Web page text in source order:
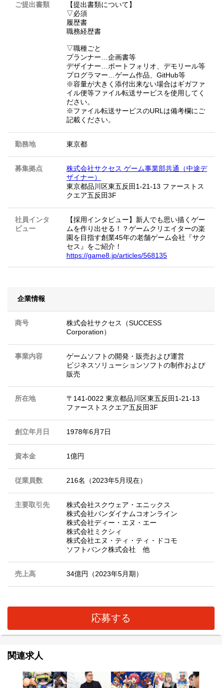
ご提出書類
【提出書類について】
▽必須
履歴書
職務経歴書
▽職種ごと
プランナー…企画書等
デザイナー…ポートフォリオ、デモリール等
プログラマー…ゲーム作品、GitHub等
※容量が大きく添付出来ない場合はギガファ
イル便等ファイル転送サービスを使用してく
ださい。
※ファイル転送サービスのURLは備考欄にご
記載ください。
勤務地 東京都
募集拠点
株式会社サクセス ゲーム事業部共通（中途デ
ザイナー）
東京都品川区東五反田1-21-13 ファーストス
クエア五反田3F
社員インタ
ビュー
【採用インタビュー】新人でも思い描くゲー
ムを作り出せる！？ゲームクリエイターの楽
園を目指す創業45年の老舗ゲーム会社『サク
セス』をご紹介！
https://game8.jp/articles/568135
企業情報
商号
株式会社サクセス（SUCCESS
Corporation）
事業内容
ゲームソフトの開発・販売および運営
ビジネスソリューションソフトの制作および
販売
所在地
〒141-0022 東京都品川区東五反田1-21-13
ファーストスクエア五反田3F
創立年月日 1978年6月7日
資本金 1億円
従業員数 216名（2023年5月現在）
主要取引先
株式会社スクウェア・エニックス
株式会社バンダイナムコオンライン
株式会社ディー・エヌ・エー
株式会社ミクシィ
株式会社エヌ・ティ・ティ・ドコモ
ソフトバンク株式会社 他
売上高 34億円（2023年5月期）
応募する
関連求人